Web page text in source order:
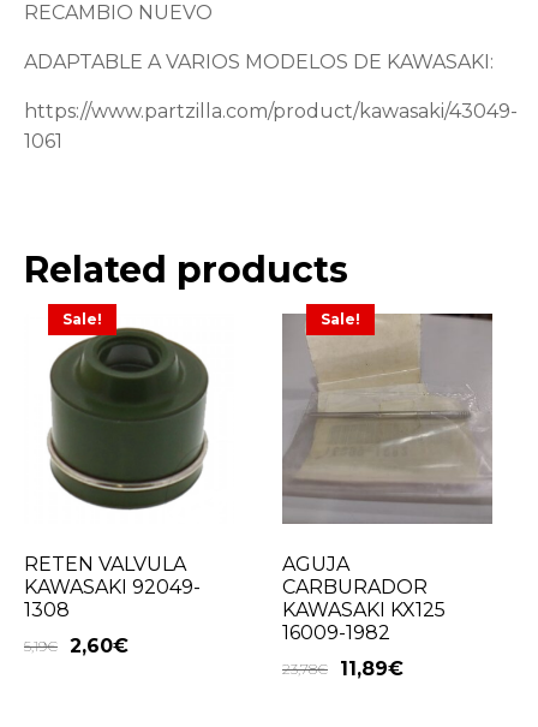
RECAMBIO NUEVO
ADAPTABLE A VARIOS MODELOS DE KAWASAKI:
https://www.partzilla.com/product/kawasaki/43049-
1061
Related products
Sale!
RETEN VALVULA
KAWASAKI 92049-
1308
5,19€ 2,60€
Sale!
AGUJA
CARBURADOR
KAWASAKI KX125
16009-1982
23,78€ 11,89€